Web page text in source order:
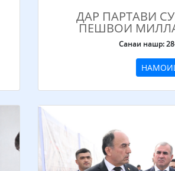
ДАР ПАРТАВИ
ПЕШВОИ
Санаи нашр: